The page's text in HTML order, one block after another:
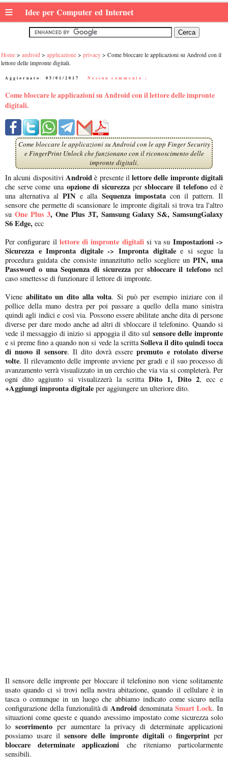
≡ Idee per Computer ed Internet
Home android applicazione privacy
Come bloccare le applicazioni su Android con il
lettore delle impronte digitali.
Aggiornato: 05/01/2017 Nessun commento :
Come bloccare le applicazioni su Android con il lettore delle impronte
digitali.
Come bloccare le applicazioni su Android con le app Finger Security
e FingerPrint Unlock che funzionano con il riconoscimento delle
impronte digitali.
In alcuni dispositivi Androidè presente illettore delle impronte digitali
che serve come una opzione di sicurezza persbloccare il telefonoed è
una alternativa alPIN e allaSequenza impostatacon il pattern. Il
sensore che permette di scansionare le impronte digitali si trova tra l'altro
su One Plus 3, One Plus 3T, Samsung Galaxy S&, SamsungGalaxy
S6 Edge, ecc
Per configurare il lettore di impronte digitalisi va su Impostazioni ->
Sicurezza e Impronta digitale -> Impronta digitalee si segue la
procedura guidata che consiste innanzitutto nello scegliere un PIN, una
Password o una Sequenza di sicurezza per sbloccare il telefono nel
caso smettesse di funzionare il lettore di impronte.
Viene abilitato un dito alla volta. Si può per esempio iniziare con il
pollice della mano destra per poi passare a quello della mano sinistra
quindi agli indici e così via. Possono essere abilitate anche dita di persone
diverse per dare modo anche ad altri di sbloccare il telefonino. Quando si
vede il messaggio di inizio si appoggia il dito sul sensore delle impronte
e si preme fino a quando non si vede la scrittaSolleva il dito quindi tocca
di nuovo il sensore. Il dito dovrà esserepremuto e rotolato diverse
volte. Il rilevamento delle impronte avviene per gradi e il suo processo di
avanzamento verrà visualizzato in un cerchio che via via si completerà. Per
ogni dito aggiunto si visualizzerà la scrittaDito 1, Dito 2, ecc e
+Aggiungi impronta digitale per aggiungere un ulteriore dito.
Il sensore delle impronte per bloccare il telefonino non viene solitamente
usato quando ci si trovi nella nostra abitazione, quando il cellulare è in
tasca o comunque in un luogo che abbiamo indicato come sicuro nella
configurazione della funzionalità di Android denominata Smart Lock. In
situazioni come queste e quando avessimo impostato come sicurezza solo
lo scorrimentoper aumentare la privacy di determinate applicazioni
possiamo usare ilsensore delle impronte digitalio fingerprintper
bloccare determinate applicazioni che riteniamo particolarmente
sensibili.